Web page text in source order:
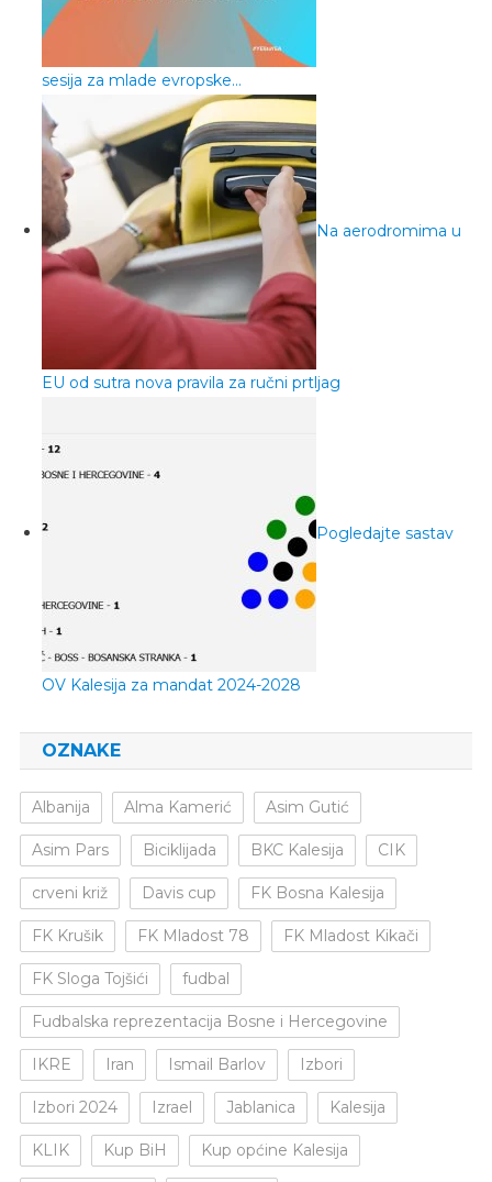
sesija za mlade evropske…
Na aerodromima u
EU od sutra nova pravila za ručni prtljag
Pogledajte sastav
OV Kalesija za mandat 2024-2028
OZNAKE
Albanija Alma Kamerić Asim Gutić
Asim Pars Biciklijada BKC Kalesija CIK
crveni križ Davis cup FK Bosna Kalesija
FK Krušik FK Mladost 78 FK Mladost Kikači
FK Sloga Tojšići fudbal
Fudbalska reprezentacija Bosne i Hercegovine
IKRE Iran Ismail Barlov Izbori
Izbori 2024 Izrael Jablanica Kalesija
KLIK Kup BiH Kup općine Kalesija